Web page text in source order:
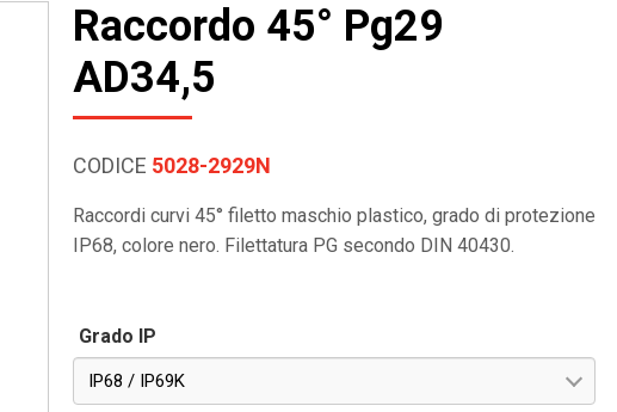
Raccordo 45° Pg29
AD34,5
CODICE 5028-2929N
Raccordi curvi 45° filetto maschio plastico, grado di protezione
IP68, colore nero. Filettatura PG secondo DIN 40430.
Grado IP
IP68 / IP69K